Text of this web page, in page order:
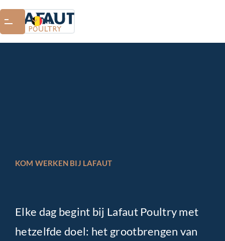
NL
KOM WERKEN BIJ LAFAUT
Elke dag begint bij Lafaut Poultry met
hetzelfde doel: het grootbrengen van